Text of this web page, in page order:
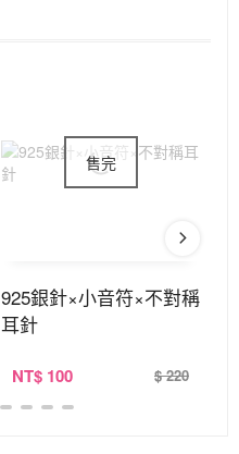
925銀針×小音符×不對稱
耳針
NT$ 100 $ 220